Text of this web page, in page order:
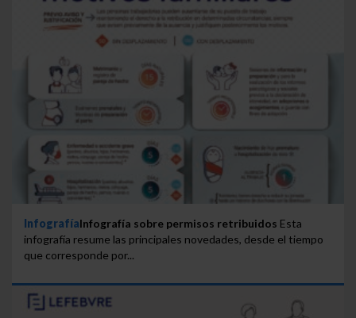
InfografíaInfografía sobre permisos retribuidos Esta
infografía resume las principales novedades, desde el tiempo
que corresponde por...